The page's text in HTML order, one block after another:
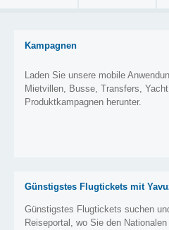
Kampagnen
Laden Sie unsere mobile
Mietvillen, Busse, Transfers,
Produktkampagnen herunter.
Günstigstes Flugtickets mit
Günstigstes Flugtickets suchen
Reiseportal, wo Sie den